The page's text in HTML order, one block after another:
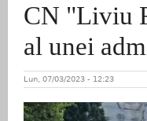
CN "Liviu
al unei
Lun, 07/03/2023 - 12:23